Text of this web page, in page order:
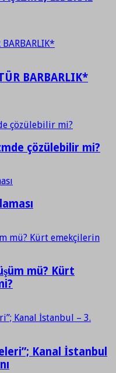
BARBARLIK*
çözülebilir mi?
mü? Kürt
Kanal İstanbul